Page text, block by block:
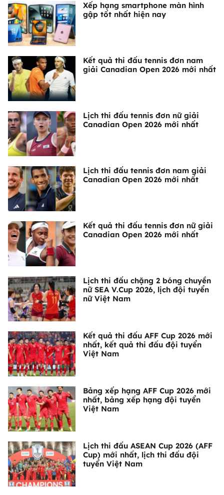
Xếp hạng smartphone màn hình
gập tốt nhất hiện nay
Kết quả thi đấu tennis đơn nam
giải Canadian Open 2026 mới nhất
Lịch thi đấu tennis đơn nữ giải
Canadian Open 2026 mới nhất
Lịch thi đấu tennis đơn nam giải
Canadian Open 2026 mới nhất
Kết quả thi đấu tennis đơn nữ giải
Canadian Open 2026 mới nhất
Lịch thi đấu chặng 2 bóng chuyền
nữ SEA V.Cup 2026, lịch đội tuyển
nữ Việt Nam
Kết quả thi đấu AFF Cup 2026 mới
nhất, kết quả thi đấu đội tuyển
Việt Nam
Bảng xếp hạng AFF Cup 2026 mới
nhất, bảng xếp hạng đội tuyển
Việt Nam
Lịch thi đấu ASEAN Cup 2026 (AFF
Cup) mới nhất, lịch thi đấu đội
tuyển Việt Nam